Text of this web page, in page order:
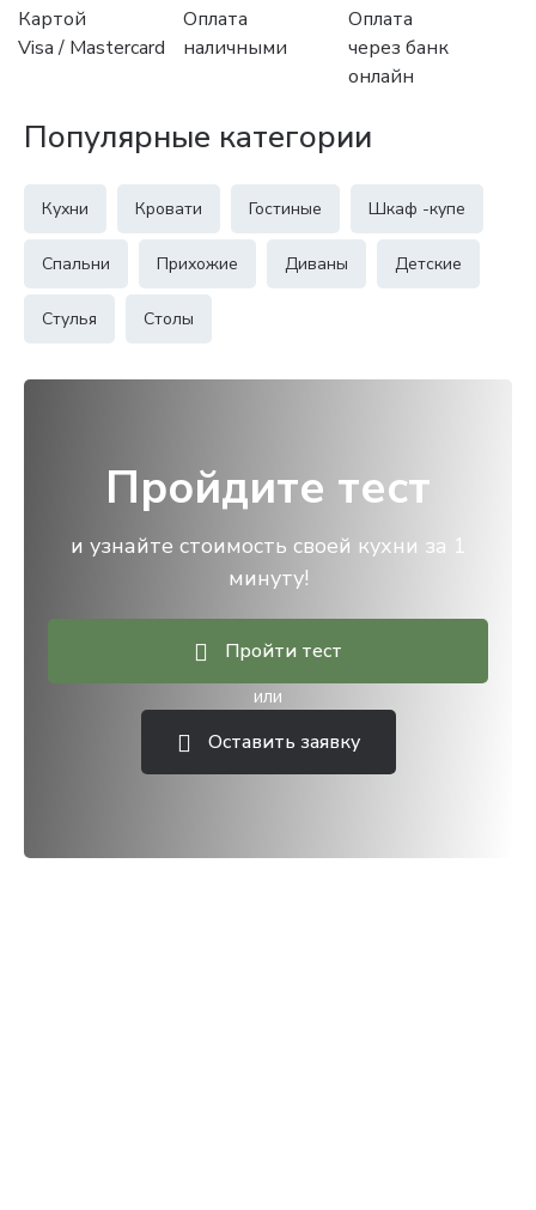
Картой
Visa / Mastercard
Оплата
наличными
Оплата
через банк
онлайн
Популярные категории
Кухни Кровати Гостиные Шкаф -купе
Спальни Прихожие Диваны Детские
Стулья Столы
Пройдите тест
и узнайте стоимость своей кухни за 1
минуту!
Пройти тест
или
Оставить заявку